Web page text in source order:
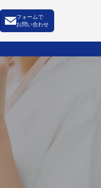
フォームで
お問い合わせ